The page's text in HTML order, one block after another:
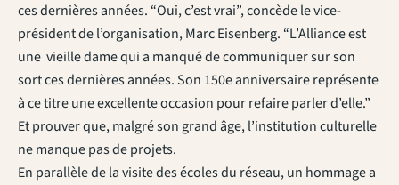
ces dernières années. “Oui, c’est vrai”, concède le vice-
président de l’organisation, Marc Eisenberg. “L’Alliance est
une vieille dame qui a manqué de communiquer sur son
sort ces dernières années. Son 150e anniversaire représente
à ce titre une excellente occasion pour refaire parler d’elle.”
Et prouver que, malgré son grand âge, l’institution culturelle
ne manque pas de projets.
En parallèle de la visite des écoles du réseau, un hommage a